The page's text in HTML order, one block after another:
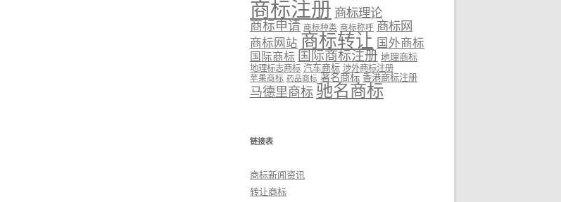
商标注册 商标理论
商标申请 商标种类 商标称呼 商标网
商标网站 商标转让 国外商标
国际商标 国际商标注册 地理商标
地理标志商标 汽车商标 涉外商标注册
苹果商标 药品商标 著名商标 香港商标注册
马德里商标 驰名商标
链接表
商标新闻资讯
转让商标